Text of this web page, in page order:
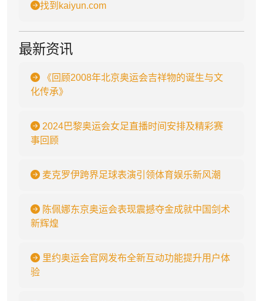
找到kaiyun.com
最新资讯
《回顾2008年北京奥运会吉祥物的诞生与文
化传承》
2024巴黎奥运会女足直播时间安排及精彩赛
事回顾
麦克罗伊跨界足球表演引领体育娱乐新风潮
陈佩娜东京奥运会表现震撼夺金成就中国剑术
新辉煌
里约奥运会官网发布全新互动功能提升用户体
验